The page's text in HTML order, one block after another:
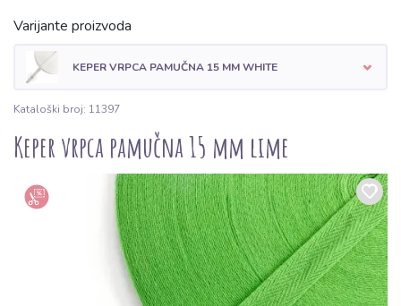
Varijante proizvoda
KEPER VRPCA PAMUČNA 15 MM WHITE
Kataloški broj: 11397
Keper vrpca pamučna 15 mm lime